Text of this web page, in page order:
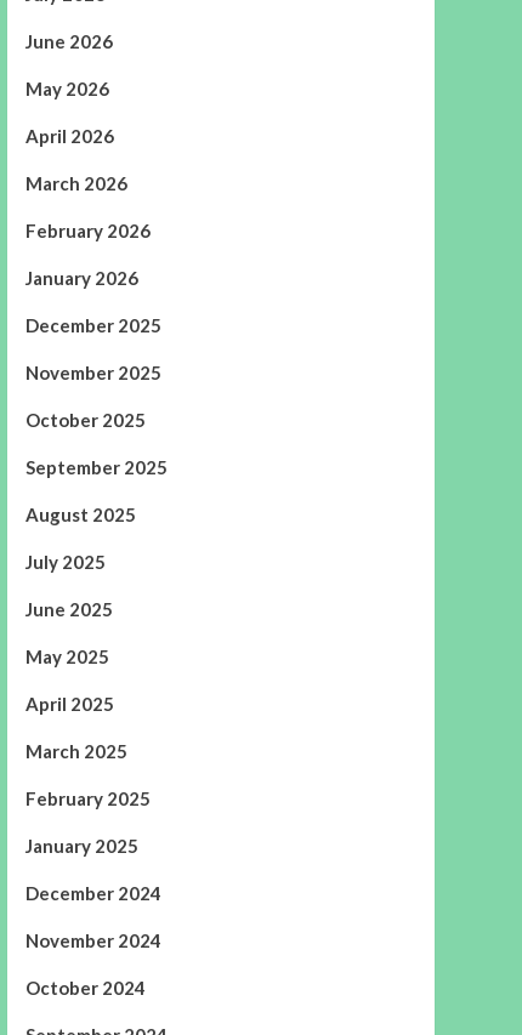
June 2026
May 2026
April 2026
March 2026
February 2026
January 2026
December 2025
November 2025
October 2025
September 2025
August 2025
July 2025
June 2025
May 2025
April 2025
March 2025
February 2025
January 2025
December 2024
November 2024
October 2024